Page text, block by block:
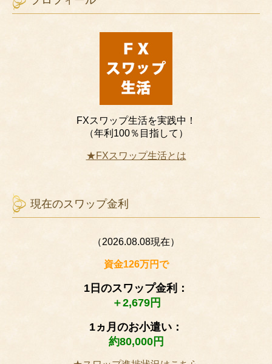
FXスワップ生活を実践中！
（年利100％目指して）
★FXスワップ生活とは
現在のスワップ金利
（2026.08.08現在）
資金126万円で
1日のスワップ金利：
＋2,679円
1ヵ月のお小遣い：
約80,000円